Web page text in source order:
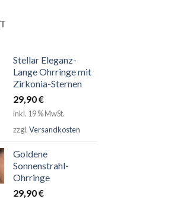
Stellar Eleganz-
Lange Ohrringe mit
Zirkonia-Sternen
29,90€
inkl. 19 % MwSt.
zzgl.Versandkosten
Goldene
Sonnenstrahl-
Ohrringe
29,90€